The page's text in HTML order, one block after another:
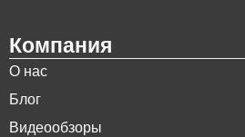
Компания
О нас
Блог
Видеообзоры